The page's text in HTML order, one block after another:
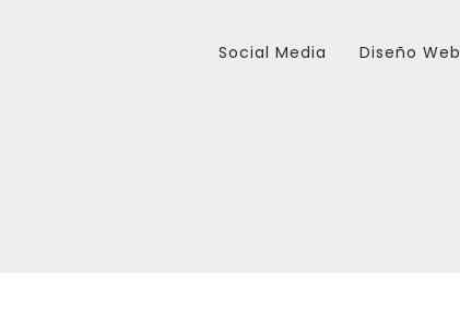
Social Media Diseño Web